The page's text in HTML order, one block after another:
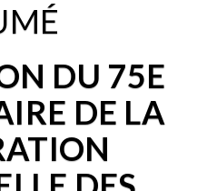
DU 75E
DE LA